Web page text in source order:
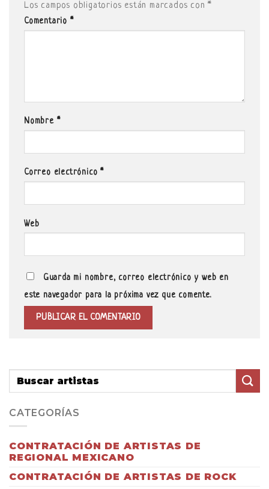
Los campos obligatorios están marcados con*
Comentario *
Nombre *
Correo electrónico*
Web
Guarda mi nombre, correo electrónico y web en
este navegador para la próxima vez que comente.
CATEGORÍAS
CONTRATACIÓN DE ARTISTAS DE
REGIONAL MEXICANO
CONTRATACIÓN DE ARTISTAS DE ROCK